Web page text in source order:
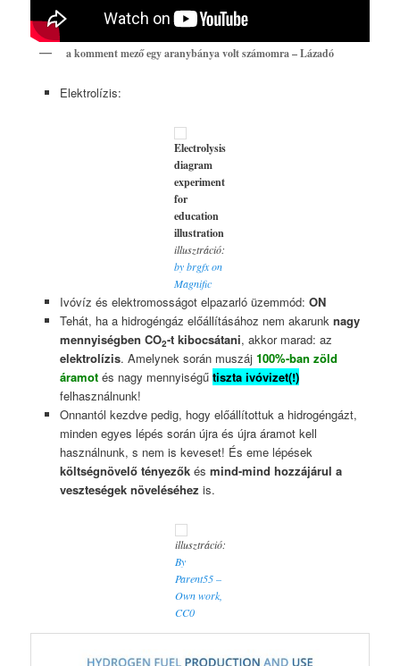
a komment mező egy aranybánya volt számomra – Lázadó
Elektrolízis:
Electrolysis
diagram
experiment
for
education
illustration
illusztráció:
by brgfx on
Magnific
Ivóvíz és elektromosságot elpazarló üzemmód: ON
Tehát, ha a hidrogéngáz előállításához nem akarunk nagy
mennyiségben CO2-t kibocsátani, akkor marad: az
elektrolízis. Amelynek során muszáj 100%-ban zöld
áramotés nagy mennyiségű tiszta ivóvizet(!)
felhasználnunk!
Onnantól kezdve pedig, hogy előállítottuk a hidrogéngázt,
minden egyes lépés során újra és újra áramot kell
használnunk, s nem is keveset! És eme lépések
költségnövelő tényezőkés mind-mind hozzájárul a
veszteségek növeléséhez is.
illusztráció:
By
Parent55 –
Own work,
CC0